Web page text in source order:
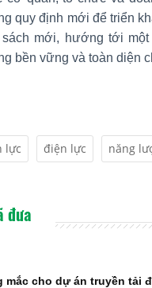
quy định mới để triển
mới, hướng tới
bền vững và toàn diện
lực điện lực năng
đưa
mắc cho dự án truyền tải